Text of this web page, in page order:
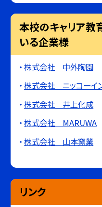
本校のキャリア教
いる企業様
株式会社 中外陶園
株式会社 ニッコーイ
株式会社 井上化成
株式会社 MARUWA
株式会社 山本窯業
リンク